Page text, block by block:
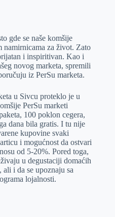
gde se naše komšije
namirnicama za život. Zato
i inspiritivan. Kao i
novog marketa, spremili
iz PerSu marketa.
u Sivcu proteklo je u
PerSu marketi
100 poklon cegera,
dana bila gratis. I tu nije
kupovine svaki
i mogućnost da ostvari
od 5-20%. Pored toga,
u degustaciji domaćih
i da se upoznaju sa
lojalnosti.